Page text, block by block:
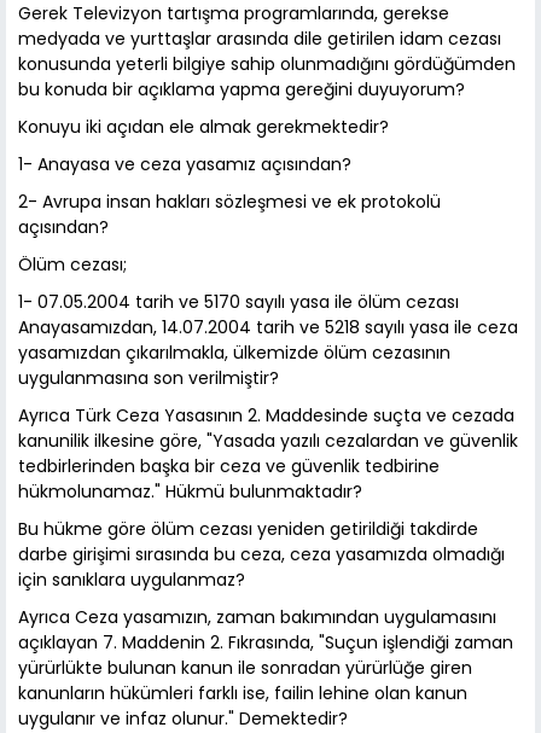
Gerek Televizyon tartışma programlarında, gerekse
medyada ve yurttaşlar arasında dile getirilen idam cezası
konusunda yeterli bilgiye sahip olunmadığını gördüğümden
bu konuda bir açıklama yapma gereğini duyuyorum?
Konuyu iki açıdan ele almak gerekmektedir?
1- Anayasa ve ceza yasamız açısından?
2- Avrupa insan hakları sözleşmesi ve ek protokolü
açısından?
Ölüm cezası;
1- 07.05.2004 tarih ve 5170 sayılı yasa ile ölüm cezası
Anayasamızdan, 14.07.2004 tarih ve 5218 sayılı yasa ile ceza
yasamızdan çıkarılmakla, ülkemizde ölüm cezasının
uygulanmasına son verilmiştir?
Ayrıca Türk Ceza Yasasının 2. Maddesinde suçta ve cezada
kanunilik ilkesine göre, "Yasada yazılı cezalardan ve güvenlik
tedbirlerinden başka bir ceza ve güvenlik tedbirine
hükmolunamaz." Hükmü bulunmaktadır?
Bu hükme göre ölüm cezası yeniden getirildiği takdirde
darbe girişimi sırasında bu ceza, ceza yasamızda olmadığı
için sanıklara uygulanmaz?
Ayrıca Ceza yasamızın, zaman bakımından uygulamasını
açıklayan 7. Maddenin 2. Fıkrasında, "Suçun işlendiği zaman
yürürlükte bulunan kanun ile sonradan yürürlüğe giren
kanunların hükümleri farklı ise, failin lehine olan kanun
uygulanır ve infaz olunur." Demektedir?